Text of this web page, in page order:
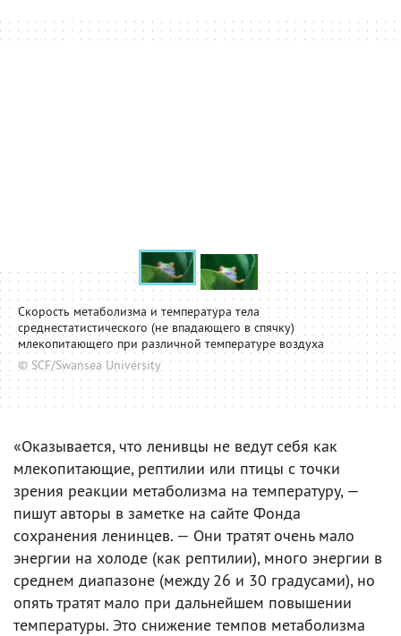
Скорость метаболизма и температура тела
среднестатистического (не впадающего в спячку)
млекопитающего при различной температуре воздуха
© SCF/Swansea University
«Оказывается, что ленивцы не ведут себя как
млекопитающие, рептилии или птицы с точки
зрения реакции метаболизма на температуру, —
пишут авторы в заметке на сайте Фонда
сохранения ленинцев. — Они тратят очень мало
энергии на холоде (как рептилии), много энергии в
среднем диапазоне (между 26 и 30 градусами), но
опять тратят мало при дальнейшем повышении
температуры. Это снижение темпов метаболизма